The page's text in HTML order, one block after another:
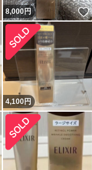
いいね！
8,000円
4,100円